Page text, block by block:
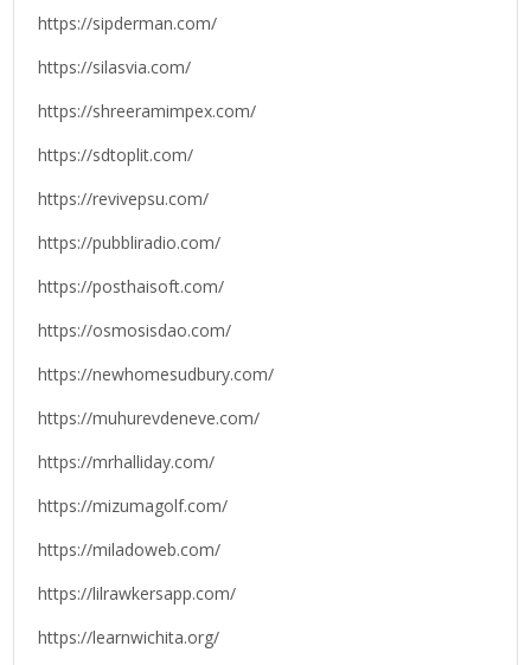
https://sipderman.com/
https://silasvia.com/
https://shreeramimpex.com/
https://sdtoplit.com/
https://revivepsu.com/
https://pubbliradio.com/
https://posthaisoft.com/
https://osmosisdao.com/
https://newhomesudbury.com/
https://muhurevdeneve.com/
https://mrhalliday.com/
https://mizumagolf.com/
https://miladoweb.com/
https://lilrawkersapp.com/
https://learnwichita.org/